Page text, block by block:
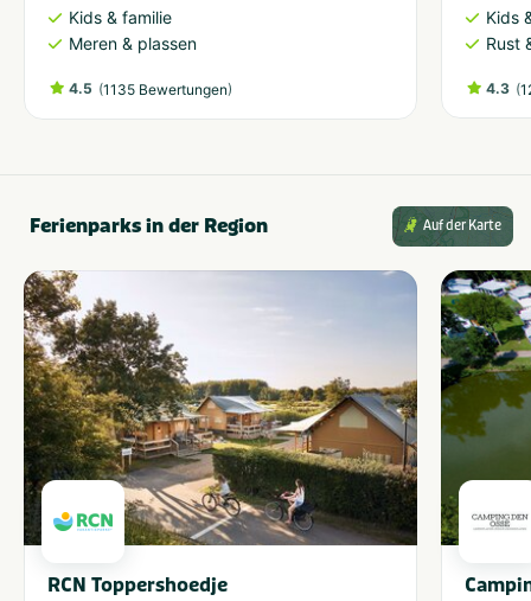
Kids & familie
Meren & plassen
4.5 (1135 Bewertungen)
Kids
Rust
4.3 (
Ferienparks in der Region Auf der Karte
RCN Toppershoedje